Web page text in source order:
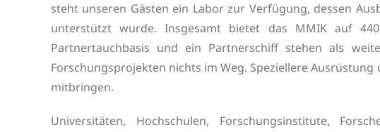
steht unseren Gästen ein Labor zur Verfügung, dessen
unterstützt wurde. Insgesamt bietet das MMIK auf
Partnertauchbasis und ein Partnerschiff stehen als
Forschungsprojekten nichts im Weg. Speziellere
mitbringen.
Universitäten, Hochschulen, Forschungsinstitute,